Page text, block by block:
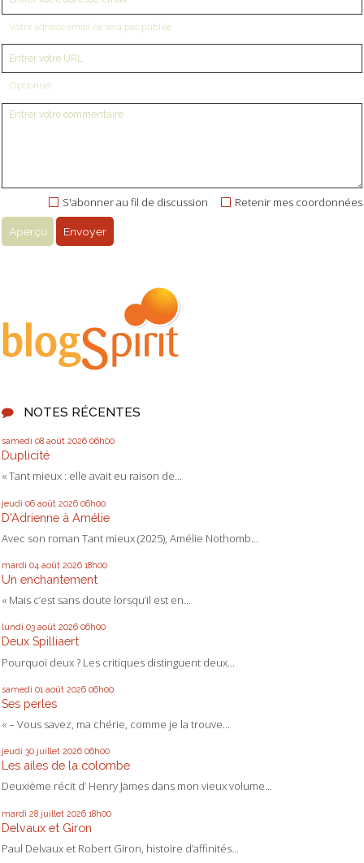
NOTES RÉCENTES
samedi 08 août 2026 06h00
Duplicité
« Tant mieux : elle avait eu raison de...
jeudi 06 août 2026 06h00
D'Adrienne à Amélie
Avec son roman Tant mieux (2025), Amélie Nothomb...
mardi 04 août 2026 18h00
Un enchantement
« Mais c’est sans doute lorsqu’il est en...
lundi 03 août 2026 06h00
Deux Spilliaert
Pourquoi deux ? Les critiques distinguent deux...
samedi 01 août 2026 06h00
Ses perles
« – Vous savez, ma chérie, comme je la trouve...
jeudi 30 juillet 2026 06h00
Les ailes de la colombe
Deuxième récit d’ Henry James dans mon vieux volume...
mardi 28 juillet 2026 18h00
Delvaux et Giron
Paul Delvaux et Robert Giron, histoire d’affinités...
Votre adresse email ne sera pas publiée
Optionnel
Retenir mes coordonnées
S'abonner au fil de discussion